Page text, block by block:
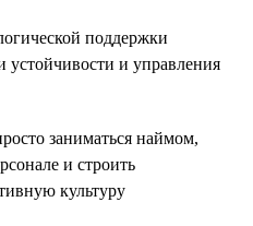
поддержки
устойчивости и управления
заниматься наймом,
и строить
культуру